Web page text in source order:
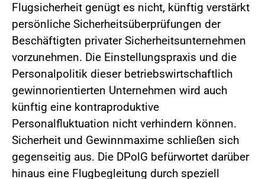
Flugsicherheit genügt es nicht, künftig verstärkt
persönliche Sicherheitsüberprüfungen der
Beschäftigten privater Sicherheitsunternehmen
vorzunehmen. Die Einstellungspraxis und die
Personalpolitik dieser betriebswirtschaftlich
gewinnorientierten Unternehmen wird auch
künftig eine kontraproduktive
Personalfluktuation nicht verhindern können.
Sicherheit und Gewinnmaxime schließen sich
gegenseitig aus. Die DPolG befürwortet darüber
hinaus eine Flugbegleitung durch speziell